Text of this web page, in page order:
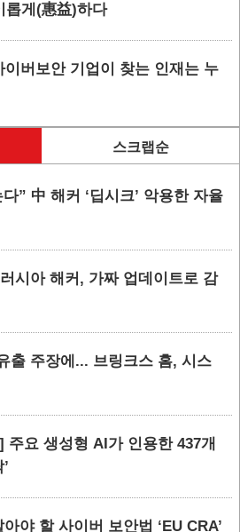
롭게(惠益)하다
이버보안 기업이 찾는 인재는 누
스크랩순
” 中 해커 ‘딥시크’ 악용한 자율
시아 해커, 가짜 업데이트로 감
출 주장에... 브링크스 홈, 시스
주요 생성형 AI가 인용한 437개
야 할 사이버 보안법 ‘EU CRA’